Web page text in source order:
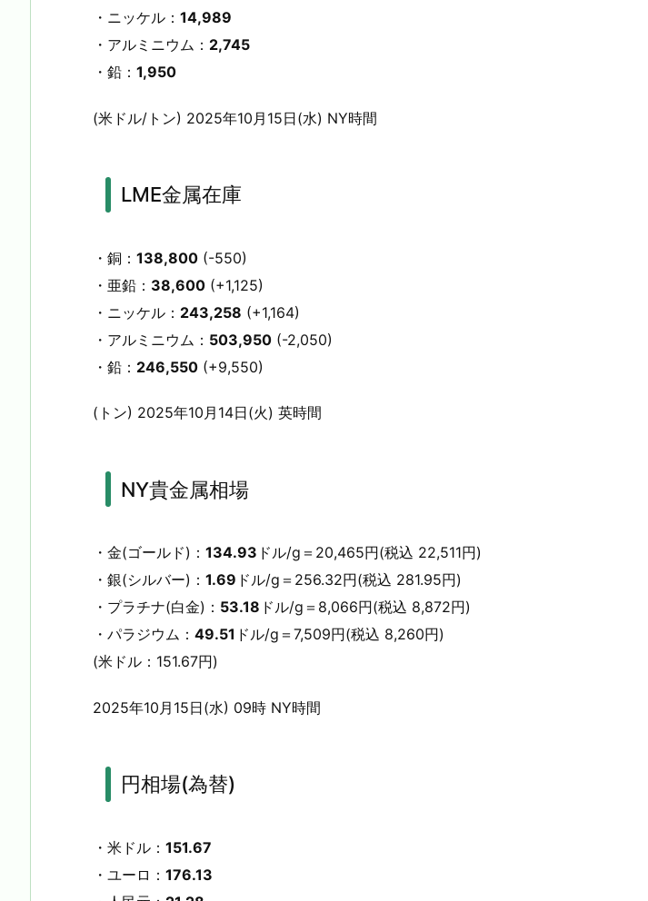
・ニッケル： 14,989
・アルミニウム： 2,745
・鉛： 1,950
(米ドル/トン) 2025年10月15日(水) NY時間
LME金属在庫
・銅： 138,800 (-550)
・亜鉛： 38,600 (+1,125)
・ニッケル： 243,258 (+1,164)
・アルミニウム： 503,950 (-2,050)
・鉛： 246,550 (+9,550)
(トン) 2025年10月14日(火) 英時間
NY貴金属相場
・金(ゴールド)： 134.93 ドル/g＝20,465円(税込 22,511円)
・銀(シルバー)： 1.69 ドル/g＝256.32円(税込 281.95円)
・プラチナ(白金)： 53.18 ドル/g＝8,066円(税込 8,872円)
・パラジウム： 49.51 ドル/g＝7,509円(税込 8,260円)
(米ドル：151.67円)
2025年10月15日(水) 09時 NY時間
円相場(為替)
・米ドル： 151.67
・ユーロ： 176.13